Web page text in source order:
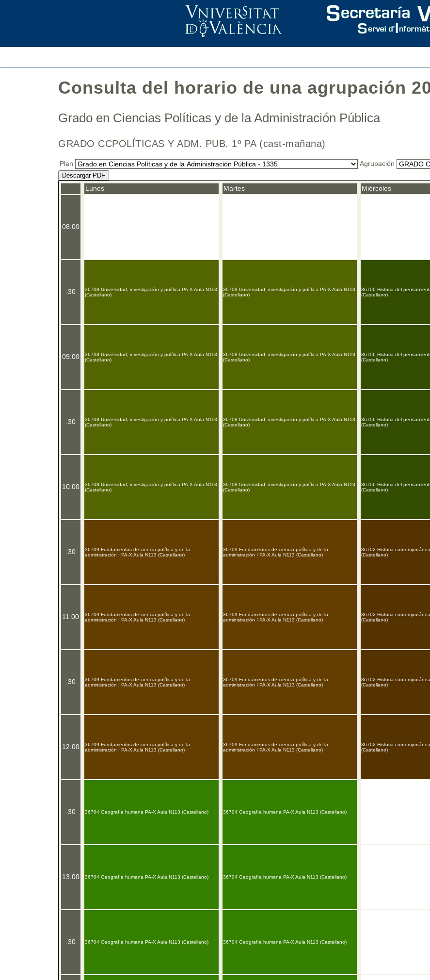
Consulta del horario de una agrupación
Grado en Ciencias Políticas y de la Administración Pública
GRADO CCPOLÍTICAS Y ADM. PUB. 1º PA (cast-mañana)
Plan Agrupación
Descargar PDF
08:00
:30
09:00
:30
10:00
:30
11:00
:30
12:00
:30
13:00
:30
Lunes
36708 Universidad, investigación y política PA-X Aula N113
(Castellano)
36708 Universidad, investigación y política PA-X Aula N113
(Castellano)
36708 Universidad, investigación y política PA-X Aula N113
(Castellano)
36708 Universidad, investigación y política PA-X Aula N113
(Castellano)
36709 Fundamentos de ciencia política y de la
administración I PA-X Aula N113 (Castellano)
36709 Fundamentos de ciencia política y de la
administración I PA-X Aula N113 (Castellano)
36709 Fundamentos de ciencia política y de la
administración I PA-X Aula N113 (Castellano)
36709 Fundamentos de ciencia política y de la
administración I PA-X Aula N113 (Castellano)
36704 Geografía humana PA-X Aula N113 (Castellano)
36704 Geografía humana PA-X Aula N113 (Castellano)
36704 Geografía humana PA-X Aula N113 (Castellano)
Martes
36708 Universidad, investigación y política PA-X Aula N113
(Castellano)
36708 Universidad, investigación y política PA-X Aula N113
(Castellano)
36708 Universidad, investigación y política PA-X Aula N113
(Castellano)
36708 Universidad, investigación y política PA-X Aula N113
(Castellano)
36709 Fundamentos de ciencia política y de la
administración I PA-X Aula N113 (Castellano)
36709 Fundamentos de ciencia política y de la
administración I PA-X Aula N113 (Castellano)
36709 Fundamentos de ciencia política y de la
administración I PA-X Aula N113 (Castellano)
36709 Fundamentos de ciencia política y de la
administración I PA-X Aula N113 (Castellano)
36704 Geografía humana PA-X Aula N113 (Castellano)
36704 Geografía humana PA-X Aula N113 (Castellano)
36704 Geografía humana PA-X Aula N113 (Castellano)
Miércoles
36706 Historia del
(Castellano)
36706 Historia del
(Castellano)
36706 Historia del
(Castellano)
36706 Historia del
(Castellano)
36702 Historia
(Castellano)
36702 Historia
(Castellano)
36702 Historia
(Castellano)
36702 Historia
(Castellano)